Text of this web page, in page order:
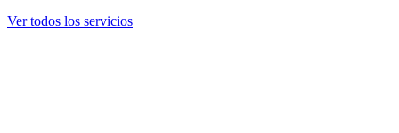
Ver todos los servicios